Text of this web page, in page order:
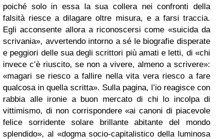
poiché solo in essa la sua collera nei confronti della
falsità riesce a dilagare oltre misura, e a farsi traccia.
Egli acconsente allora a riconoscersi come «suicida da
scrivania», avvertendo intorno a sé le biografie disperate
e peggiori delle sua degli scrittori più amati e letti, di «chi
invece c’è riuscito, se non a vivere, almeno a scrivere»:
«magari se riesco a fallire nella vita vera riesco a fare
qualcosa in quella scritta». Sulla pagina, l’io reagisce con
rabbia alle ironie a buon mercato di chi lo incolpa di
vittimismo, di non corrispondere «ai canoni di piacevole
felice sorridente solare brillante abitante del mondo
splendido», al «dogma socio-capitalistico della luminosa